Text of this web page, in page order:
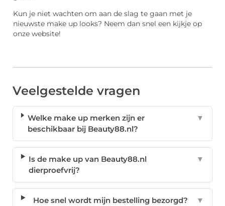
Kun je niet wachten om aan de slag te gaan met je
nieuwste make up looks? Neem dan snel een kijkje op
onze website!
Veelgestelde vragen
Welke make up merken zijn er
beschikbaar bij Beauty88.nl?
▼
Is de make up van Beauty88.nl
dierproefvrij?
▼
Hoe snel wordt mijn bestelling bezorgd? ▼